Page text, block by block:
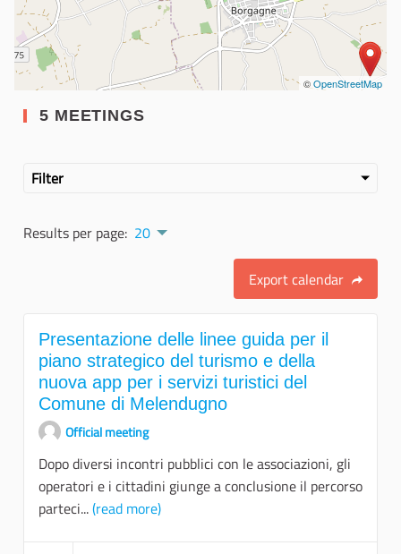
©OpenStreetMap
5 MEETINGS
Filter
Results per page: 20
Export calendar
Presentazione delle linee guida per il
piano strategico del turismo e della
nuova app per i servizi turistici del
Comune di Melendugno ‎
Official meeting
Dopo diversi incontri pubblici con le associazioni, gli
operatori e i cittadini giunge a conclusione il percorso
parteci...(read more)